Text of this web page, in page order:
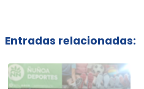
Entradas relacionadas: